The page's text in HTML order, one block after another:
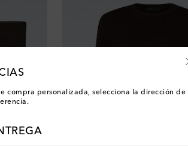
compra personalizada, selecciona la dirección de